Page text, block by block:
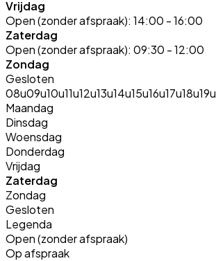
Vrijdag
Open (zonder afspraak): 14:00 - 16:00
Zaterdag
Open (zonder afspraak): 09:30 - 12:00
Zondag
Gesloten
08u09u10u11u12u13u14u15u16u17u18u19u
Maandag
Dinsdag
Woensdag
Donderdag
Vrijdag
Zaterdag
Zondag
Gesloten
Legenda
Open (zonder afspraak)
Op afspraak